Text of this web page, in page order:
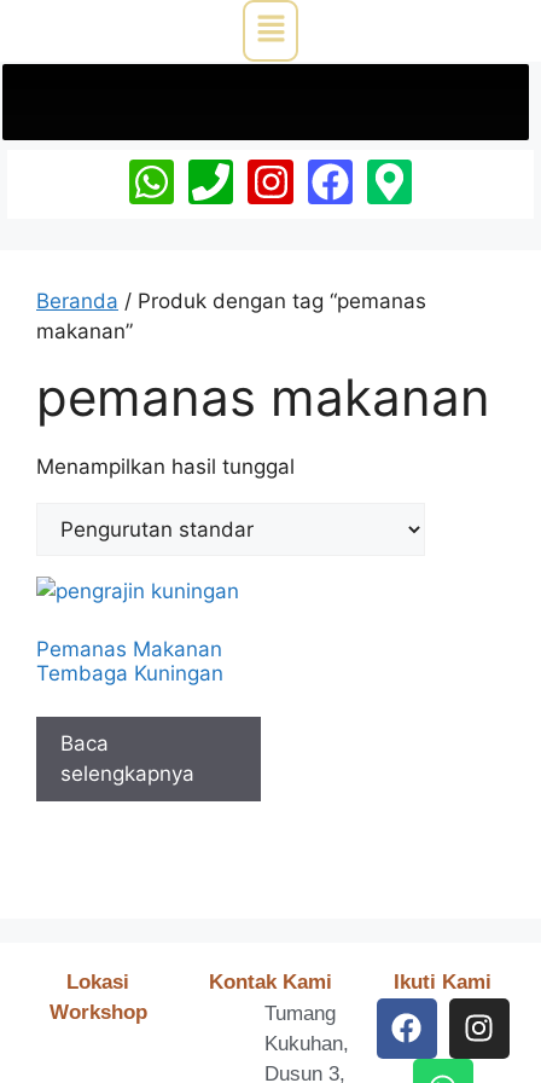
Beranda / Produk dengan tag “pemanas
makanan”
pemanas makanan
Menampilkan hasil tunggal
Pemanas Makanan
Tembaga Kuningan
Baca
selengkapnya
Lokasi
Workshop
Kontak Kami
Tumang
Kukuhan,
Dusun 3,
Ikuti Kami